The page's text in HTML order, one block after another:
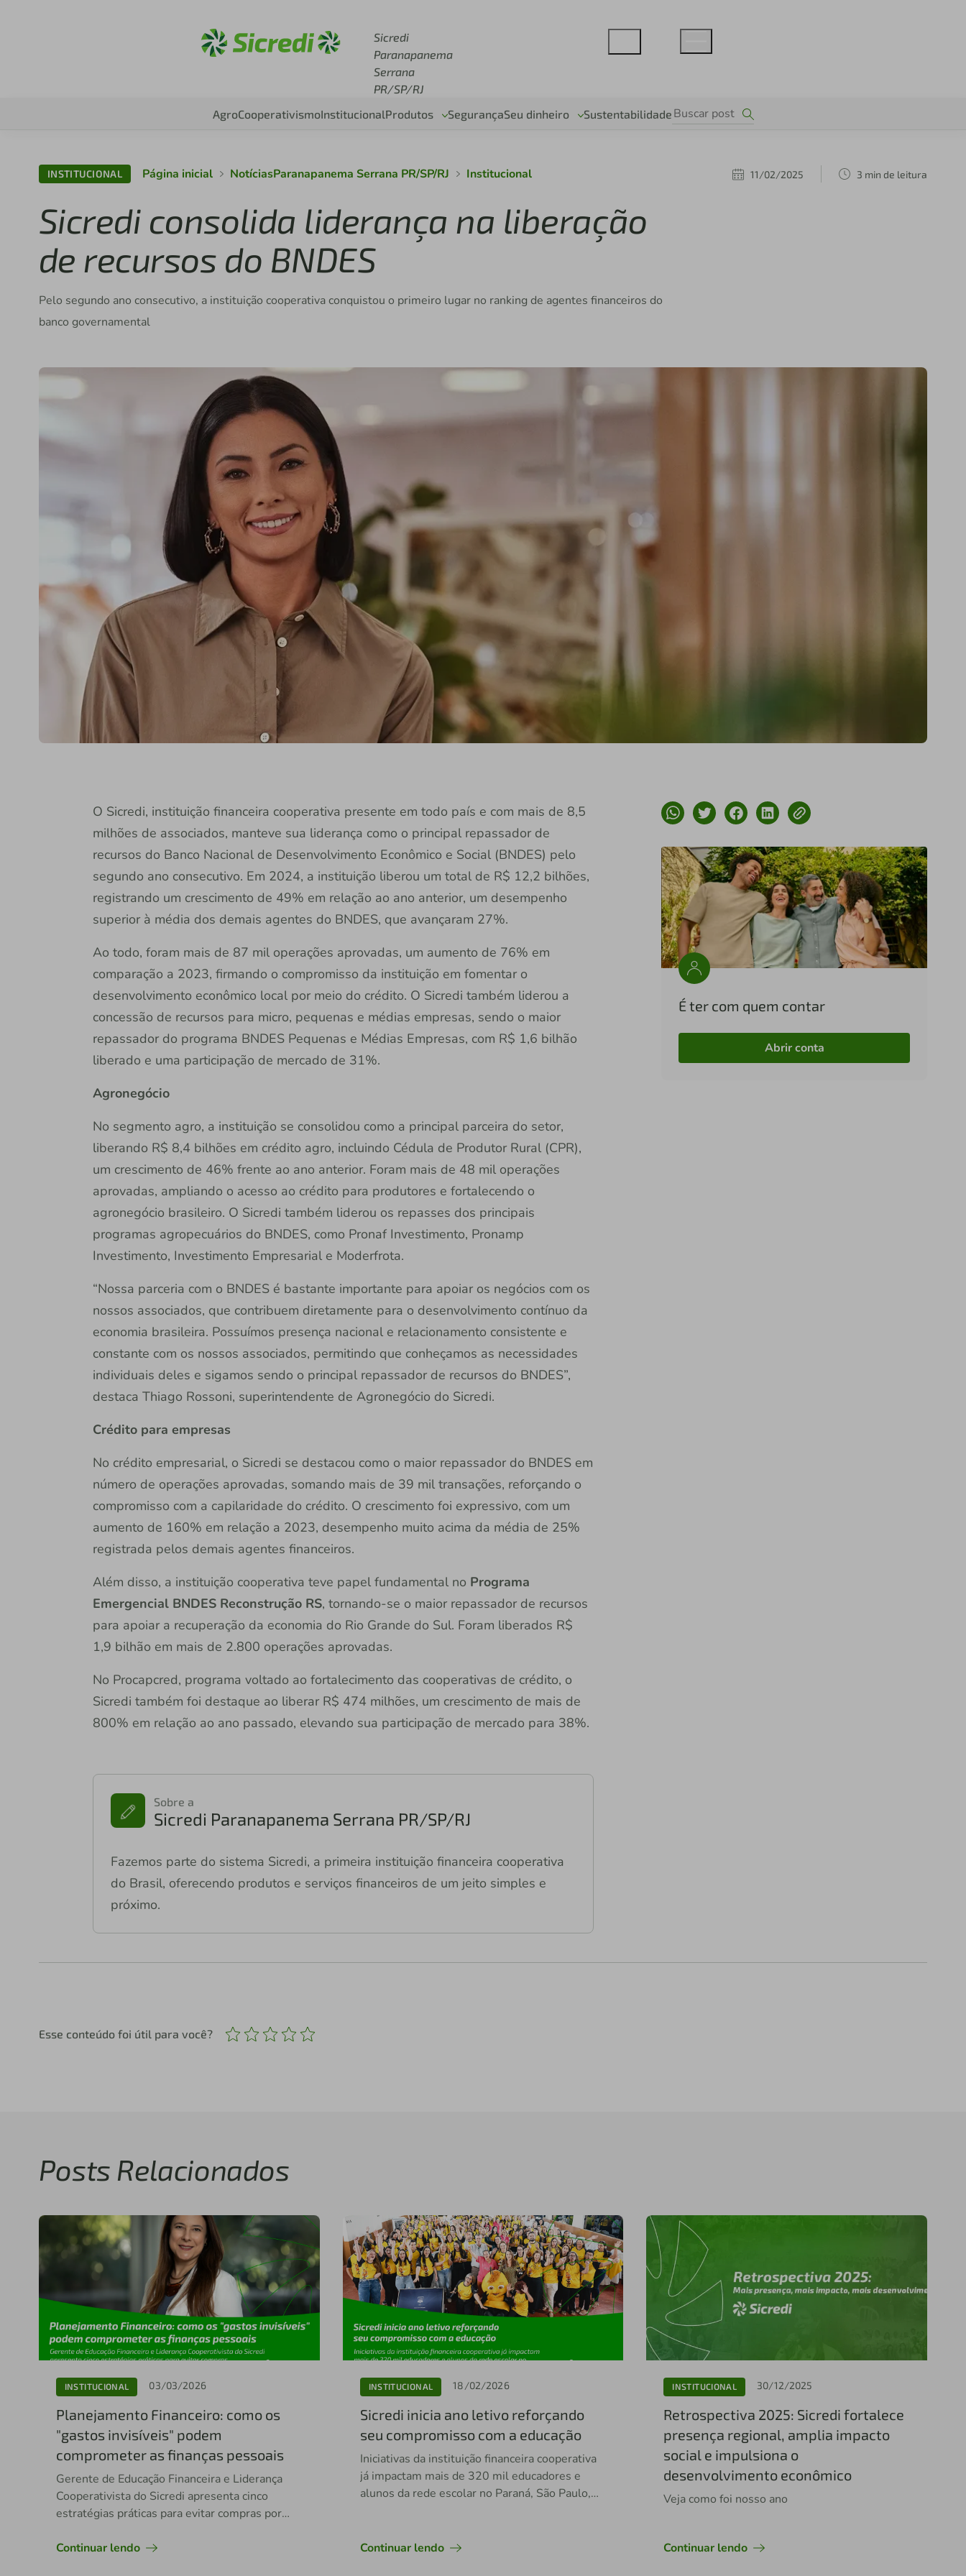
Sicredi
Paranapanema
Serrana
PR/SP/RJ
AgroCooperativismoInstitucionalProdutos SegurançaSeu dinheiro Sustentabilidade
INSTITUCIONAL Página inicial NotíciasParanapanema Serrana PR/SP/RJ Institucional 11/02/2025 3 min de leitura
Sicredi consolida liderança na liberação
de recursos do BNDES
Pelo segundo ano consecutivo, a instituição cooperativa conquistou o primeiro lugar no ranking de agentes financeiros do
banco governamental
O Sicredi, instituição financeira cooperativa presente em todo país e com mais de 8,5
milhões de associados, manteve sua liderança como o principal repassador de
recursos do Banco Nacional de Desenvolvimento Econômico e Social (BNDES) pelo
segundo ano consecutivo. Em 2024, a instituição liberou um total de R$ 12,2 bilhões,
registrando um crescimento de 49% em relação ao ano anterior, um desempenho
superior à média dos demais agentes do BNDES, que avançaram 27%.
Ao todo, foram mais de 87 mil operações aprovadas, um aumento de 76% em
comparação a 2023, firmando o compromisso da instituição em fomentar o
desenvolvimento econômico local por meio do crédito. O Sicredi também liderou a
concessão de recursos para micro, pequenas e médias empresas, sendo o maior
repassador do programa BNDES Pequenas e Médias Empresas, com R$ 1,6 bilhão
liberado e uma participação de mercado de 31%.
Agronegócio
No segmento agro, a instituição se consolidou como a principal parceira do setor,
liberando R$ 8,4 bilhões em crédito agro, incluindo Cédula de Produtor Rural (CPR),
um crescimento de 46% frente ao ano anterior. Foram mais de 48 mil operações
aprovadas, ampliando o acesso ao crédito para produtores e fortalecendo o
agronegócio brasileiro. O Sicredi também liderou os repasses dos principais
programas agropecuários do BNDES, como Pronaf Investimento, Pronamp
Investimento, Investimento Empresarial e Moderfrota.
“Nossa parceria com o BNDES é bastante importante para apoiar os negócios com os
nossos associados, que contribuem diretamente para o desenvolvimento contínuo da
economia brasileira. Possuímos presença nacional e relacionamento consistente e
constante com os nossos associados, permitindo que conheçamos as necessidades
individuais deles e sigamos sendo o principal repassador de recursos do BNDES”,
destaca Thiago Rossoni, superintendente de Agronegócio do Sicredi.
Crédito para empresas
No crédito empresarial, o Sicredi se destacou como o maior repassador do BNDES em
número de operações aprovadas, somando mais de 39 mil transações, reforçando o
compromisso com a capilaridade do crédito. O crescimento foi expressivo, com um
aumento de 160% em relação a 2023, desempenho muito acima da média de 25%
registrada pelos demais agentes financeiros.
Além disso, a instituição cooperativa teve papel fundamental no Programa
Emergencial BNDES Reconstrução RS, tornando-se o maior repassador de recursos
para apoiar a recuperação da economia do Rio Grande do Sul. Foram liberados R$
1,9 bilhão em mais de 2.800 operações aprovadas.
No Procapcred, programa voltado ao fortalecimento das cooperativas de crédito, o
Sicredi também foi destaque ao liberar R$ 474 milhões, um crescimento de mais de
800% em relação ao ano passado, elevando sua participação de mercado para 38%.
Sobre a
Sicredi Paranapanema Serrana PR/SP/RJ
Fazemos parte do sistema Sicredi, a primeira instituição financeira cooperativa
do Brasil, oferecendo produtos e serviços financeiros de um jeito simples e
próximo.
É ter com quem contar
Abrir conta
Esse conteúdo foi útil para você?
Posts Relacionados
INSTITUCIONAL 03/03/2026
Planejamento Financeiro: como os
"gastos invisíveis" podem
comprometer as finanças pessoais
Gerente de Educação Financeira e Liderança
Cooperativista do Sicredi apresenta cinco
estratégias práticas para evitar compras por
Continuar lendo
INSTITUCIONAL 18/02/2026
Sicredi inicia ano letivo reforçando
seu compromisso com a educação
Iniciativas da instituição financeira cooperativa
já impactam mais de 320 mil educadores e
alunos da rede escolar no Paraná, São Paulo,
Continuar lendo
INSTITUCIONAL 30/12/2025
Retrospectiva 2025: Sicredi fortalece
presença regional, amplia impacto
social e impulsiona o
desenvolvimento econômico
Veja como foi nosso ano
Continuar lendo